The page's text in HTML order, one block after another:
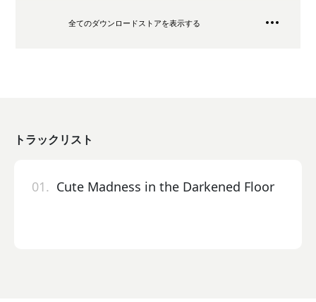
全てのダウンロードストアを表示する
トラックリスト
01. Cute Madness in the Darkened Floor